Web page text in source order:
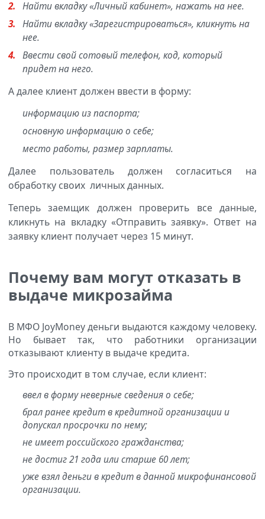
Найти вкладку «Личный кабинет», нажать на нее.
Найти вкладку «Зарегистрироваться», кликнуть на
нее.
Ввести свой сотовый телефон, код, который
придет на него.
А далее клиент должен ввести в форму:
информацию из паспорта;
основную информацию о себе;
место работы, размер зарплаты.
Далее пользователь должен согласиться на
обработку своих личных данных.
Теперь заемщик должен проверить все данные,
кликнуть на вкладку «Отправить заявку». Ответ на
заявку клиент получает через 15 минут.
Почему вам могут отказать в
выдаче микрозайма
В МФО JoyMoney деньги выдаются каждому человеку.
Но бывает так, что работники организации
отказывают клиенту в выдаче кредита.
Это происходит в том случае, если клиент:
ввел в форму неверные сведения о себе;
брал ранее кредит в кредитной организации и
допускал просрочки по нему;
не имеет российского гражданства;
не достиг 21 года или старше 60 лет;
уже взял деньги в кредит в данной микрофинансовой
организации.